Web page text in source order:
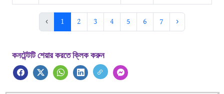
‹ 1 2 3 4 5 6 7 ›
কনটেন্টটি শেয়ার করতে ক্লিক করুন